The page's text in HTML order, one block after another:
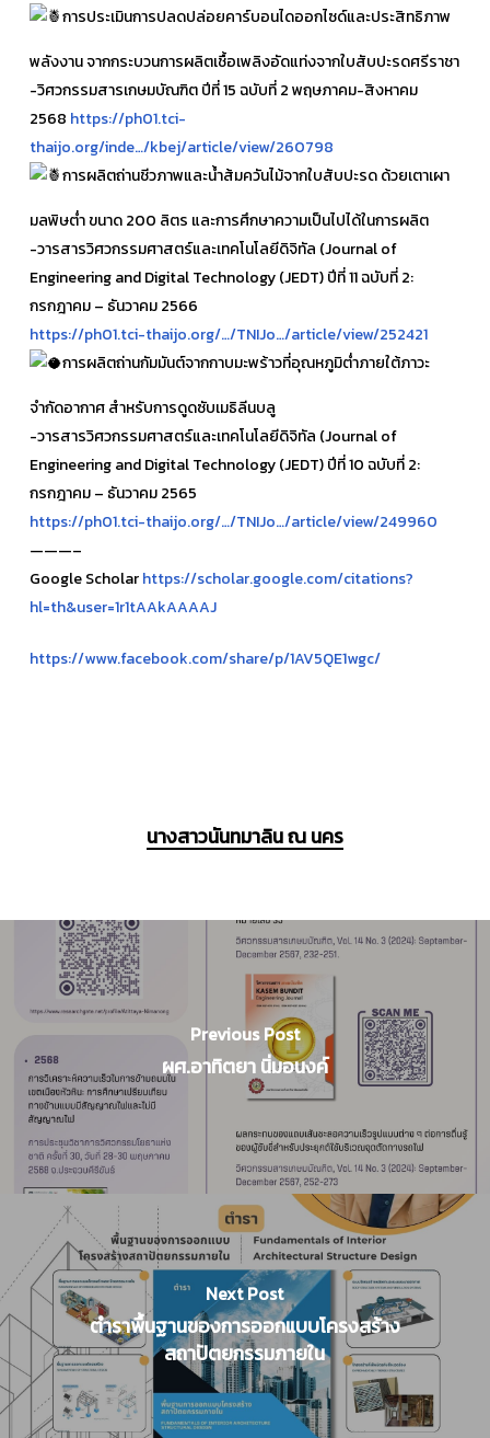
การประเมินการปลดปล่อยคาร์บอนไดออกไซด์และประสิทธิภาพ
พลังงาน จากกระบวนการผลิตเชื้อเพลิงอัดแท่งจากใบสับปะรดศรีราชา
-วิศวกรรมสารเกษมบัณฑิต ปีที่ 15 ฉบับที่ 2 พฤษภาคม-สิงหาคม
2568 https://ph01.tci-
thaijo.org/inde…/kbej/article/view/260798
การผลิตถ่านชีวภาพและน้ำส้มควันไม้จากใบสับปะรด ด้วยเตาเผา
มลพิษต่ำ ขนาด 200 ลิตร และการศึกษาความเป็นไปได้ในการผลิต
-วารสารวิศวกรรมศาสตร์และเทคโนโลยีดิจิทัล (Journal of
Engineering and Digital Technology (JEDT) ปีที่ 11 ฉบับที่ 2:
กรกฎาคม – ธันวาคม 2566
https://ph01.tci-thaijo.org/…/TNIJo…/article/view/252421
การผลิตถ่านกัมมันต์จากกาบมะพร้าวที่อุณหภูมิต่ำภายใต้ภาวะ
จำกัดอากาศ สำหรับการดูดซับเมธิลีนบลู
-วารสารวิศวกรรมศาสตร์และเทคโนโลยีดิจิทัล (Journal of
Engineering and Digital Technology (JEDT) ปีที่ 10 ฉบับที่ 2:
กรกฎาคม – ธันวาคม 2565
https://ph01.tci-thaijo.org/…/TNIJo…/article/view/249960
———–
Google Scholarhttps://scholar.google.com/citations?
hl=th&user=1r1tAAkAAAAJ
https://www.facebook.com/share/p/1AV5QE1wgc/
นางสาวนันทมาลิน ณ นคร
Previous Post
ผศ.อาทิตยา นิ่มอนงค์
Next Post
ตำราพื้นฐานของการออกแบบโครงสร้าง
สถาปัตยกรรมภายใน